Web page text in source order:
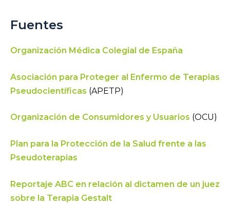
Fuentes
Organización Médica Colegial de España
Asociación para Proteger al Enfermo de Terapias
Pseudocientíficas (APETP)
Organización de Consumidores y Usuarios (OCU)
Plan para la Protección de la Salud frente a las
Pseudoterapias
Reportaje ABC en relación al dictamen de un juez
sobre la Terapia Gestalt